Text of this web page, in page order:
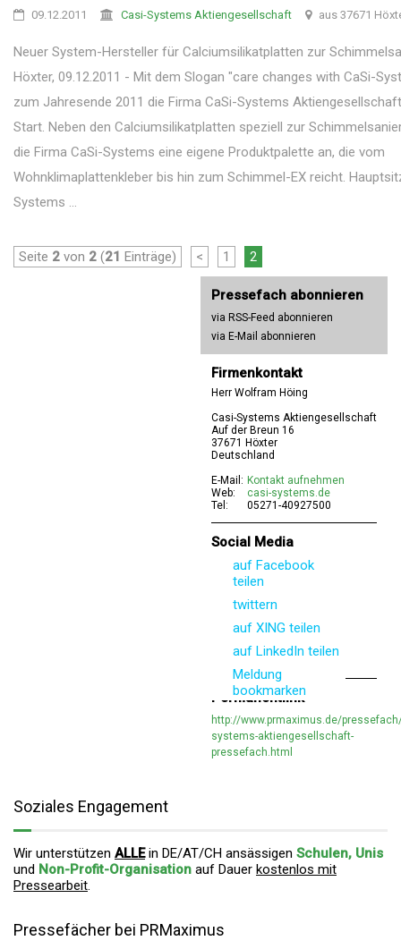
09.12.2011 Casi-Systems Aktiengesellschaft aus 37671
Neuer System-Hersteller für Calciumsilikatplatten zur
Höxter, 09.12.2011 - Mit dem Slogan "care changes with CaSi-
zum Jahresende 2011 die Firma CaSi-Systems
Start. Neben den Calciumsilikatplatten speziell zur
die Firma CaSi-Systems eine eigene Produktpalette an, die vom
Wohnklimaplattenkleber bis hin zum Schimmel-EX reicht.
Systems ...
Seite 2 von 2 (21 Einträge) < 1 2
Pressefach abonnieren
via RSS-Feed abonnieren
via E-Mail abonnieren
Firmenkontakt
Herr Wolfram Höing
Casi-Systems Aktiengesellschaft
Auf der Breun 16
37671 Höxter
Deutschland
E-Mail: Kontakt aufnehmen
Web:
casi-systems.de
Tel:
05271-40927500
Social Media
auf Facebook
teilen
twittern
auf XING teilen
auf LinkedIn teilen
Meldung
bookmarken
Permanentlink
http://www.prmaximus.de/
systems-aktiengesellschaft-
pressefach.html
Soziales Engagement
Wir unterstützen ALLEin DE/AT/CH ansässigen Schulen, Unis
und Non-Profit-Organisation auf Dauer kostenlos mit
Pressearbeit.
Pressefächer bei PRMaximus